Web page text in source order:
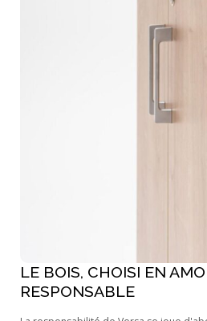
LE BOIS, CHOISI EN
RESPONSABLE